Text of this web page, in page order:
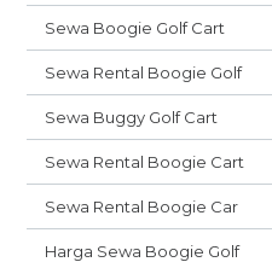
Sewa Boogie Golf Cart
Sewa Rental Boogie Golf
Sewa Buggy Golf Cart
Sewa Rental Boogie Cart
Sewa Rental Boogie Car
Harga Sewa Boogie Golf